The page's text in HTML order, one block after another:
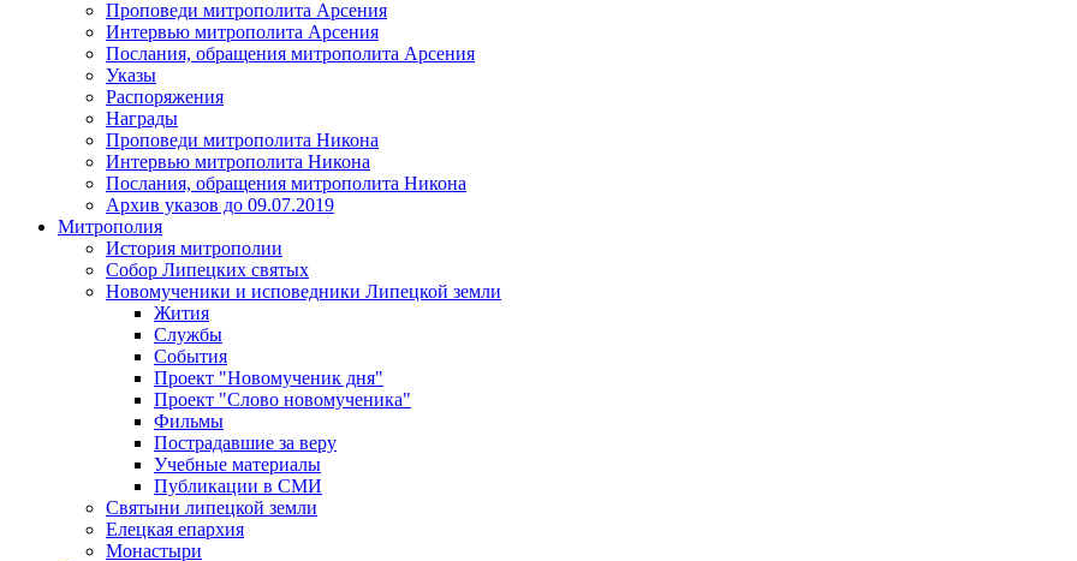
Проповеди митрополита Арсения
Интервью митрополита Арсения
Послания, обращения митрополита Арсения
Указы
Распоряжения
Награды
Проповеди митрополита Никона
Интервью митрополита Никона
Послания, обращения митрополита Никона
Архив указов до 09.07.2019
Митрополия
История митрополии
Собор Липецких святых
Новомученики и исповедники Липецкой земли
Жития
Службы
События
Проект "Новомученик дня"
Проект "Слово новомученика"
Фильмы
Пострадавшие за веру
Учебные материалы
Публикации в СМИ
Святыни липецкой земли
Елецкая епархия
Монастыри